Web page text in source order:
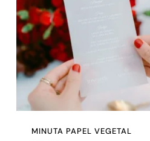
MINUTA PAPEL VEGETAL